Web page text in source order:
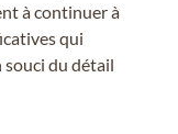
à continuer à
qui
souci du détail